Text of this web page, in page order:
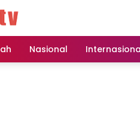
Nasional